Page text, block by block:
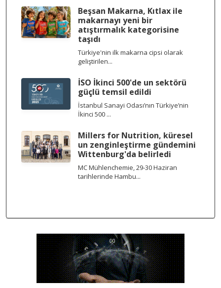
Beşsan Makarna, Kıtlax ile
makarnayı yeni bir
atıştırmalık kategorisine
taşıdı
Türkiye'nin ilk makarna cipsi olarak
geliştirilen...
İSO İkinci 500'de un sektörü
güçlü temsil edildi
İstanbul Sanayi Odası’nın Türkiye’nin
İkinci 500 ...
Millers for Nutrition, küresel
un zenginleştirme gündemini
Wittenburg'da belirledi
MC Mühlenchemie, 29-30 Haziran
tarihlerinde Hambu...